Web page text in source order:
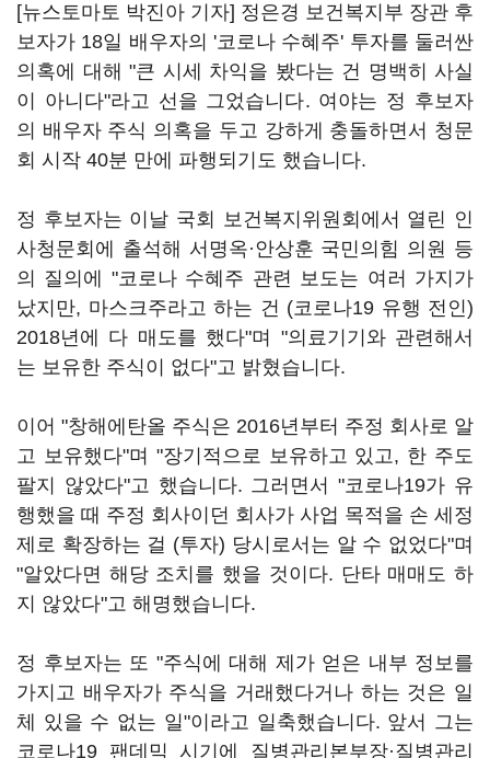
[뉴스토마토 박진아 기자] 정은경 보건복지부 장관 후
보자가 18일 배우자의 '코로나 수혜주' 투자를 둘러싼
의혹에 대해 "큰 시세 차익을 봤다는 건 명백히 사실
이 아니다"라고 선을 그었습니다. 여야는 정 후보자
의 배우자 주식 의혹을 두고 강하게 충돌하면서 청문
회 시작 40분 만에 파행되기도 했습니다.
정 후보자는 이날 국회 보건복지위원회에서 열린 인
사청문회에 출석해 서명옥·안상훈 국민의힘 의원 등
의 질의에 "코로나 수혜주 관련 보도는 여러 가지가
났지만, 마스크주라고 하는 건 (코로나19 유행 전인)
2018년에 다 매도를 했다"며 "의료기기와 관련해서
는 보유한 주식이 없다"고 밝혔습니다.
이어 "창해에탄올 주식은 2016년부터 주정 회사로 알
고 보유했다"며 "장기적으로 보유하고 있고, 한 주도
팔지 않았다"고 했습니다. 그러면서 "코로나19가 유
행했을 때 주정 회사이던 회사가 사업 목적을 손 세정
제로 확장하는 걸 (투자) 당시로서는 알 수 없었다"며
"알았다면 해당 조치를 했을 것이다. 단타 매매도 하
지 않았다"고 해명했습니다.
정 후보자는 또 "주식에 대해 제가 얻은 내부 정보를
가지고 배우자가 주식을 거래했다거나 하는 것은 일
체 있을 수 없는 일"이라고 일축했습니다. 앞서 그는
코로나19 팬데믹 시기에 질병관리본부장·질병관리